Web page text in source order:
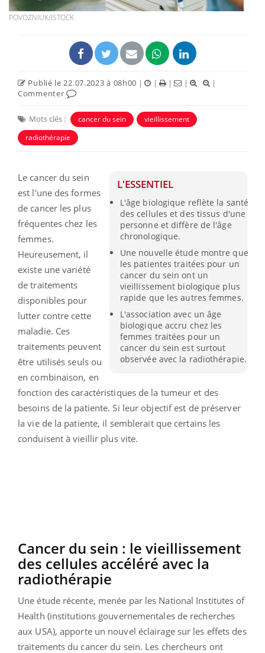
POVOZNIUK/ISTOCK
Publié le 22.07.2023 à 08h00 | | | |
|
Commenter
Mots clés : cancer du sein
vieillissement
radiothérapie
L'ESSENTIEL
L'âge biologique reflète la santé
des cellules et des tissus d'une
personne et diffère de l'âge
chronologique.
Une nouvelle étude montre que
les patientes traitées pour un
cancer du sein ont un
vieillissement biologique plus
rapide que les autres femmes.
L'association avec un âge
biologique accru chez les
femmes traitées pour un
cancer du sein est surtout
observée avec la radiothérapie.
Le cancer du sein
est l'une des formes
de cancer les plus
fréquentes chez les
femmes.
Heureusement, il
existe une variété
de traitements
disponibles pour
lutter contre cette
maladie. Ces
traitements peuvent
être utilisés seuls ou
en combinaison, en
fonction des caractéristiques de la tumeur et des
besoins de la patiente. Si leur objectif est de préserver
la vie de la patiente, il semblerait que certains les
conduisent à vieillir plus vite.
Cancer du sein : le vieillissement
des cellules accéléré avec la
radiothérapie
Une étude récente, menée par les National Institutes of
Health (institutions gouvernementales de recherches
aux USA), apporte un nouvel éclairage sur les effets des
traitements du cancer du sein. Les chercheurs ont